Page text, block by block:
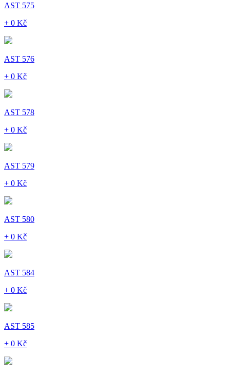
AST 575
+ 0 Kč
AST 576
+ 0 Kč
AST 578
+ 0 Kč
AST 579
+ 0 Kč
AST 580
+ 0 Kč
AST 584
+ 0 Kč
AST 585
+ 0 Kč